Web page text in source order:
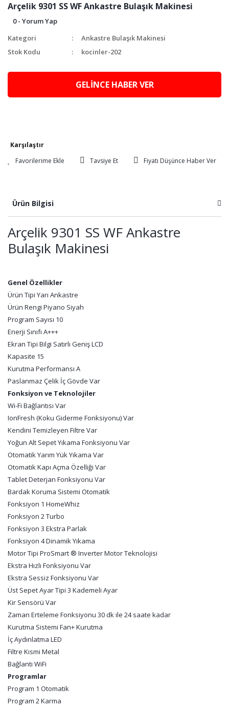
Arçelik 9301 SS WF Ankastre Bulaşık Makinesi
0 - Yorum Yap
Kategori
Ankastre Bulaşık Makinesi
Stok Kodu
kocinler-202
GELİNCE HABER VER
Karşılaştır
Tavsiye Et
Fiyatı Düşünce Haber Ver
Ürün Bilgisi
Arçelik 9301 SS WF Ankastre
Bulaşık Makinesi
Genel Özellikler
Ürün Tipi Yarı Ankastre
Ürün Rengi Piyano Siyah
Program Sayısı 10
Enerji Sınıfı A+++
Ekran Tipi Bilgi Satırlı Geniş LCD
Kapasite 15
Kurutma Performansı A
Paslanmaz Çelik İç Gövde Var
Fonksiyon ve Teknolojiler
Wi-Fi Bağlantısı Var
IonFresh (Koku Giderme Fonksiyonu) Var
Kendini Temizleyen Filtre Var
Yoğun Alt Sepet Yıkama Fonksiyonu Var
Otomatik Yarım Yük Yıkama Var
Otomatik Kapı Açma Özelliği Var
Tablet Deterjan Fonksiyonu Var
Bardak Koruma Sistemi Otomatik
Fonksiyon 1 HomeWhiz
Fonksiyon 2 Turbo
Fonksiyon 3 Ekstra Parlak
Fonksiyon 4 Dinamik Yıkama
Motor Tipi ProSmart ® Inverter Motor Teknolojisi
Ekstra Hızlı Fonksiyonu Var
Ekstra Sessiz Fonksiyonu Var
Üst Sepet Ayar Tipi 3 Kademeli Ayar
Kir Sensörü Var
Zaman Erteleme Fonksiyonu 30 dk ile 24 saate kadar
Kurutma Sistemi Fan+ Kurutma
İç Aydınlatma LED
Filtre Kısmi Metal
Bağlantı WiFi
Programlar
Program 1 Otomatik
Program 2 Karma